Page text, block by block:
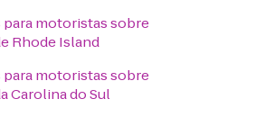
motoristas sobre
Rhode Island
motoristas sobre
Carolina do Sul